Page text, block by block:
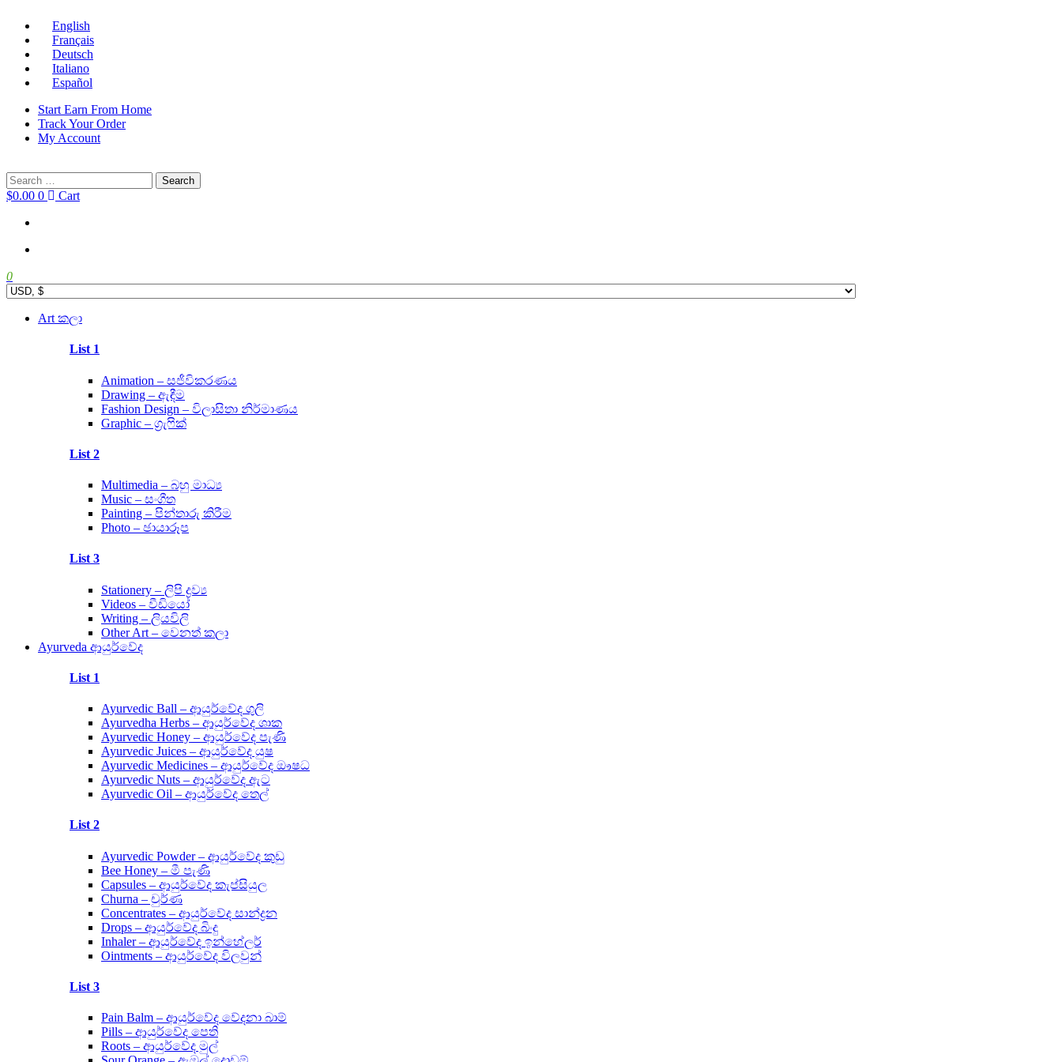
English
Français
Deutsch
Italiano
Español
Start Earn From Home
Track Your Order
My Account
Search
for:
$0.00 0 Cart
0
Main
Art කලා
List 1
Animation – සජීවිකරණය
Drawing – ඇඳීම
Fashion Design – විලාසිතා නිර්මාණය
Graphic – ග්‍රැෆික්
List 2
Multimedia – බහු මාධ්‍ය
Music – සංගීත
Painting – පින්තාරු කිරීම
Photo – ඡායාරූප
List 3
Stationery – ලිපි ද්‍රව්‍ය
Videos – වීඩියෝ
Writing – ලියවිලි
Other Art – වෙනත් කලා
Ayurveda ආයුර්වේද
List 1
Ayurvedic Ball – ආයුර්වේද ගුලි
Ayurvedha Herbs – ආයුර්වේද ශාක
Ayurvedic Honey – ආයුර්වේද පැණි
Ayurvedic Juices – ආයුර්වේද යුෂ
Ayurvedic Medicines – ආයුර්වේද ඖෂධ
Ayurvedic Nuts – ආයුර්වේද ඇට
Ayurvedic Oil – ආයුර්වේද තෙල්
List 2
Ayurvedic Powder – ආයුර්වේද කුඩු
Bee Honey – මී පැණි
Capsules – ආයුර්වේද කැප්සියුල
Churna – චුර්ණ
Concentrates – ආයුර්වේද සාන්ද්‍රන
Drops – ආයුර්වේද බිංදු
Inhaler – ආයුර්වේද ඉන්හේලර්
Ointments – ආයුර්වේද විලවුන්
List 3
Pain Balm – ආයුර්වේද වේදනා බාම්
Pills – ආයුර්වේද පෙති
Roots – ආයුර්වේද මුල්